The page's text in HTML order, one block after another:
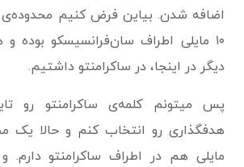
اضافه شدن. بیاین فرض کنیم محدوده‌ی
۱۰ مایلی اطراف سان‌فرانسیسکو
دیگر در اینجا، در ساکرامنتو داشتیم.
پس میتونم کلمه‌ی ساکرامنتو رو
مایلی هم در اطراف ساکرامنتو